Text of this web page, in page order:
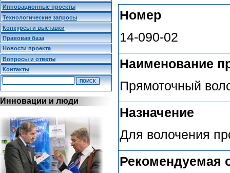
Номер
14-090-02
Наименование
Прямоточный
Назначение
Для волочения
Рекомендуемая
Инновационные проекты
Технологические запросы
Конкурсы и выставки
Правовая база
Новости проекта
Вопросы и ответы
Контакты
Инновации и люди